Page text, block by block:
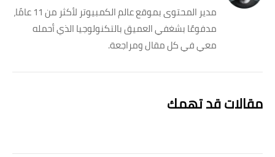
مدير المحتوى بموقع عالم الكمبيوتر لأكثر من 11 عامًا،
مدفوعًا بشغفي العميق بالتكنولوجيا الذي أحمله
معي في كل مقال ومراجعة.
مقالات قد تهمك